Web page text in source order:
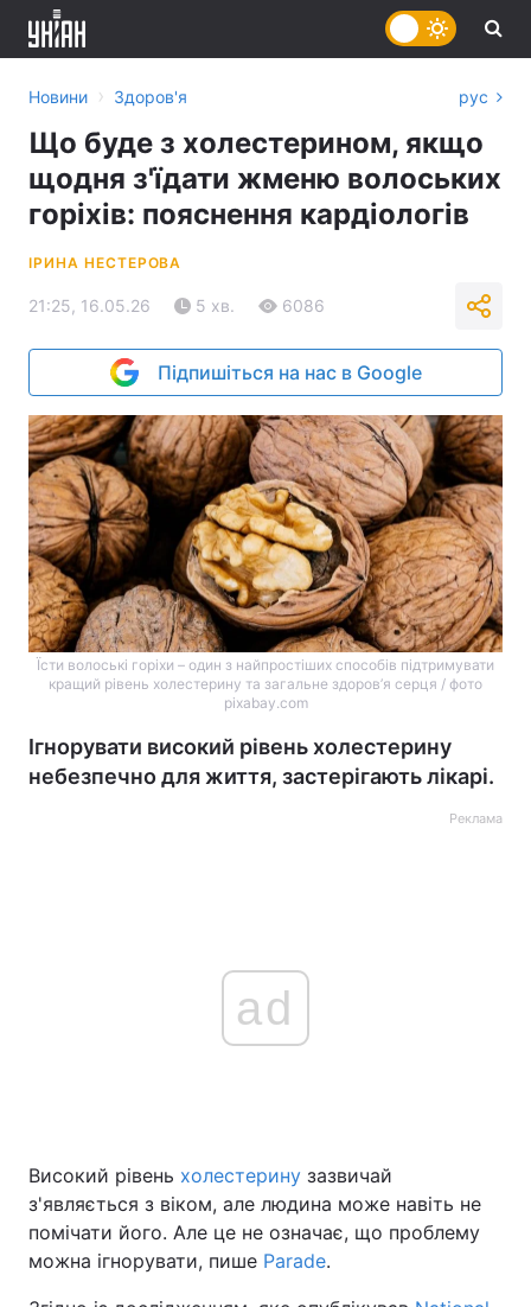
Головна
Україна Політика
Економіка Світ
Новини › Здоров'я рус
Що буде з холестерином, якщо
щодня з'їдати жменю волоських
горіхів: пояснення кардіологів
ІРИНА НЕСТЕРОВА
21:25, 16.05.26 5 хв. 6086
Підпишіться на нас в Google
Їсти волоські горіхи – один з найпростіших способів підтримувати
кращий рівень холестерину та загальне здоров’я серця / фото
pixabay.com
Ігнорувати високий рівень холестерину
небезпечно для життя, застерігають лікарі.
Реклама
ad
Високий рівень холестерину зазвичай
з'являється з віком, але людина може навіть не
помічати його. Але це не означає, що проблему
можна ігнорувати, пише Parade.